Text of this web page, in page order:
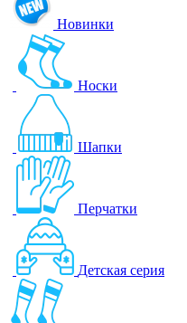
Новинки
Носки
Шапки
Перчатки
Детская серия